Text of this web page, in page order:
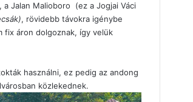
a Jalan Malioboro (ez a Jogjai Váci
, rövidebb távokra igénybe
fix áron dolgoznak, így velük
használni, ez pedig az andong
közlekednek.